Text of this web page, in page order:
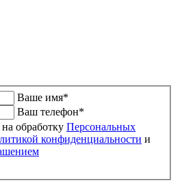
Ваше имя*
Ваш телефон*
обработку Персональных
конфиденциальности и